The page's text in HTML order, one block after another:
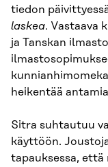
tiedon
laskea. Vastaava
ja Tanskan
heikentää
Sitra suhtautuu
käyttöön.
tapauksessa,